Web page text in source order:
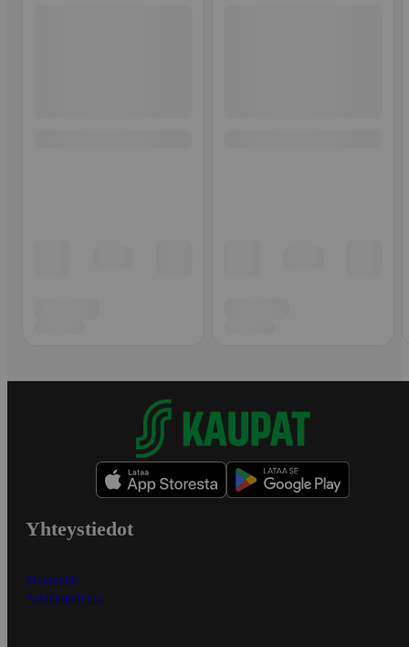
Yhteystiedot
Myymälät
Asiakaspalvelu